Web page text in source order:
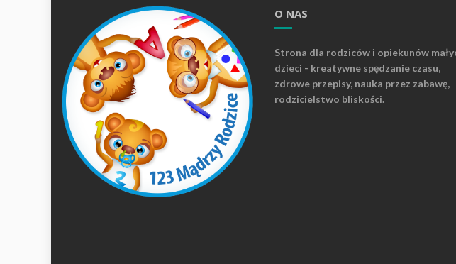
O NAS
Strona dla rodziców i opiekunów
dzieci - kreatywne spędzanie czasu,
zdrowe przepisy, nauka przez zabawę,
rodzicielstwo bliskości.